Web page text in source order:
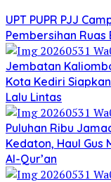
UPT PUPR PJJ
Pembersihan Ruas
Jembatan
Kota Kediri
Lalu Lintas
Puluhan Ribu
Kedaton, Haul Gus
Al-Qur’an